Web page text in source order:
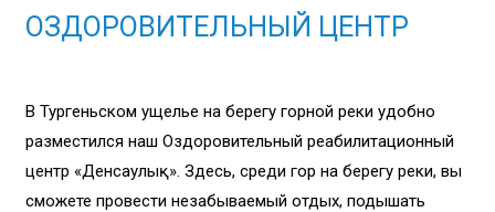
ОЗДОРОВИТЕЛЬНЫЙ ЦЕНТР
В Тургеньском ущелье на берегу горной реки удобно
разместился наш Оздоровительный реабилитационный
центр «Денсаулық». Здесь, среди гор на берегу реки, вы
сможете провести незабываемый отдых, подышать